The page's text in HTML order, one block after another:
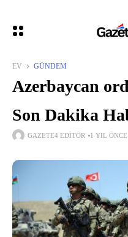
EV GÜNDEM
Azerbaycan
Son Dakika
GAZETE4 EDITÖR 1 YIL ÖNCE